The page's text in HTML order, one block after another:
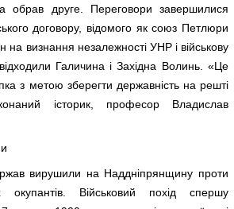
обрав друге. Переговори завершилися
договору, відомого як союз Петлюри
на визнання незалежності УНР і військову
Галичина і Західна Волинь. «Це
з метою зберегти державність на решті
історик, професор Владислав
вирушили на Наддніпрянщину проти
окупантів. Військовий похід спершу